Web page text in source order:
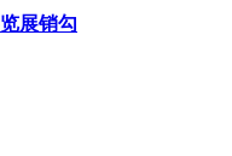
展销勾